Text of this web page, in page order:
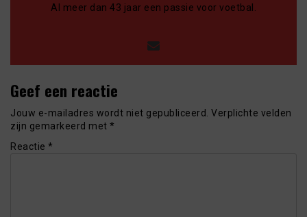
Al meer dan 43 jaar een passie voor voetbal.
Geef een reactie
Jouw e-mailadres wordt niet gepubliceerd. Verplichte velden
zijn gemarkeerd met *
Reactie *